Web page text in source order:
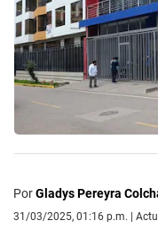
PorGladys Pereyra
31/03/2025, 01:16 p.m. |